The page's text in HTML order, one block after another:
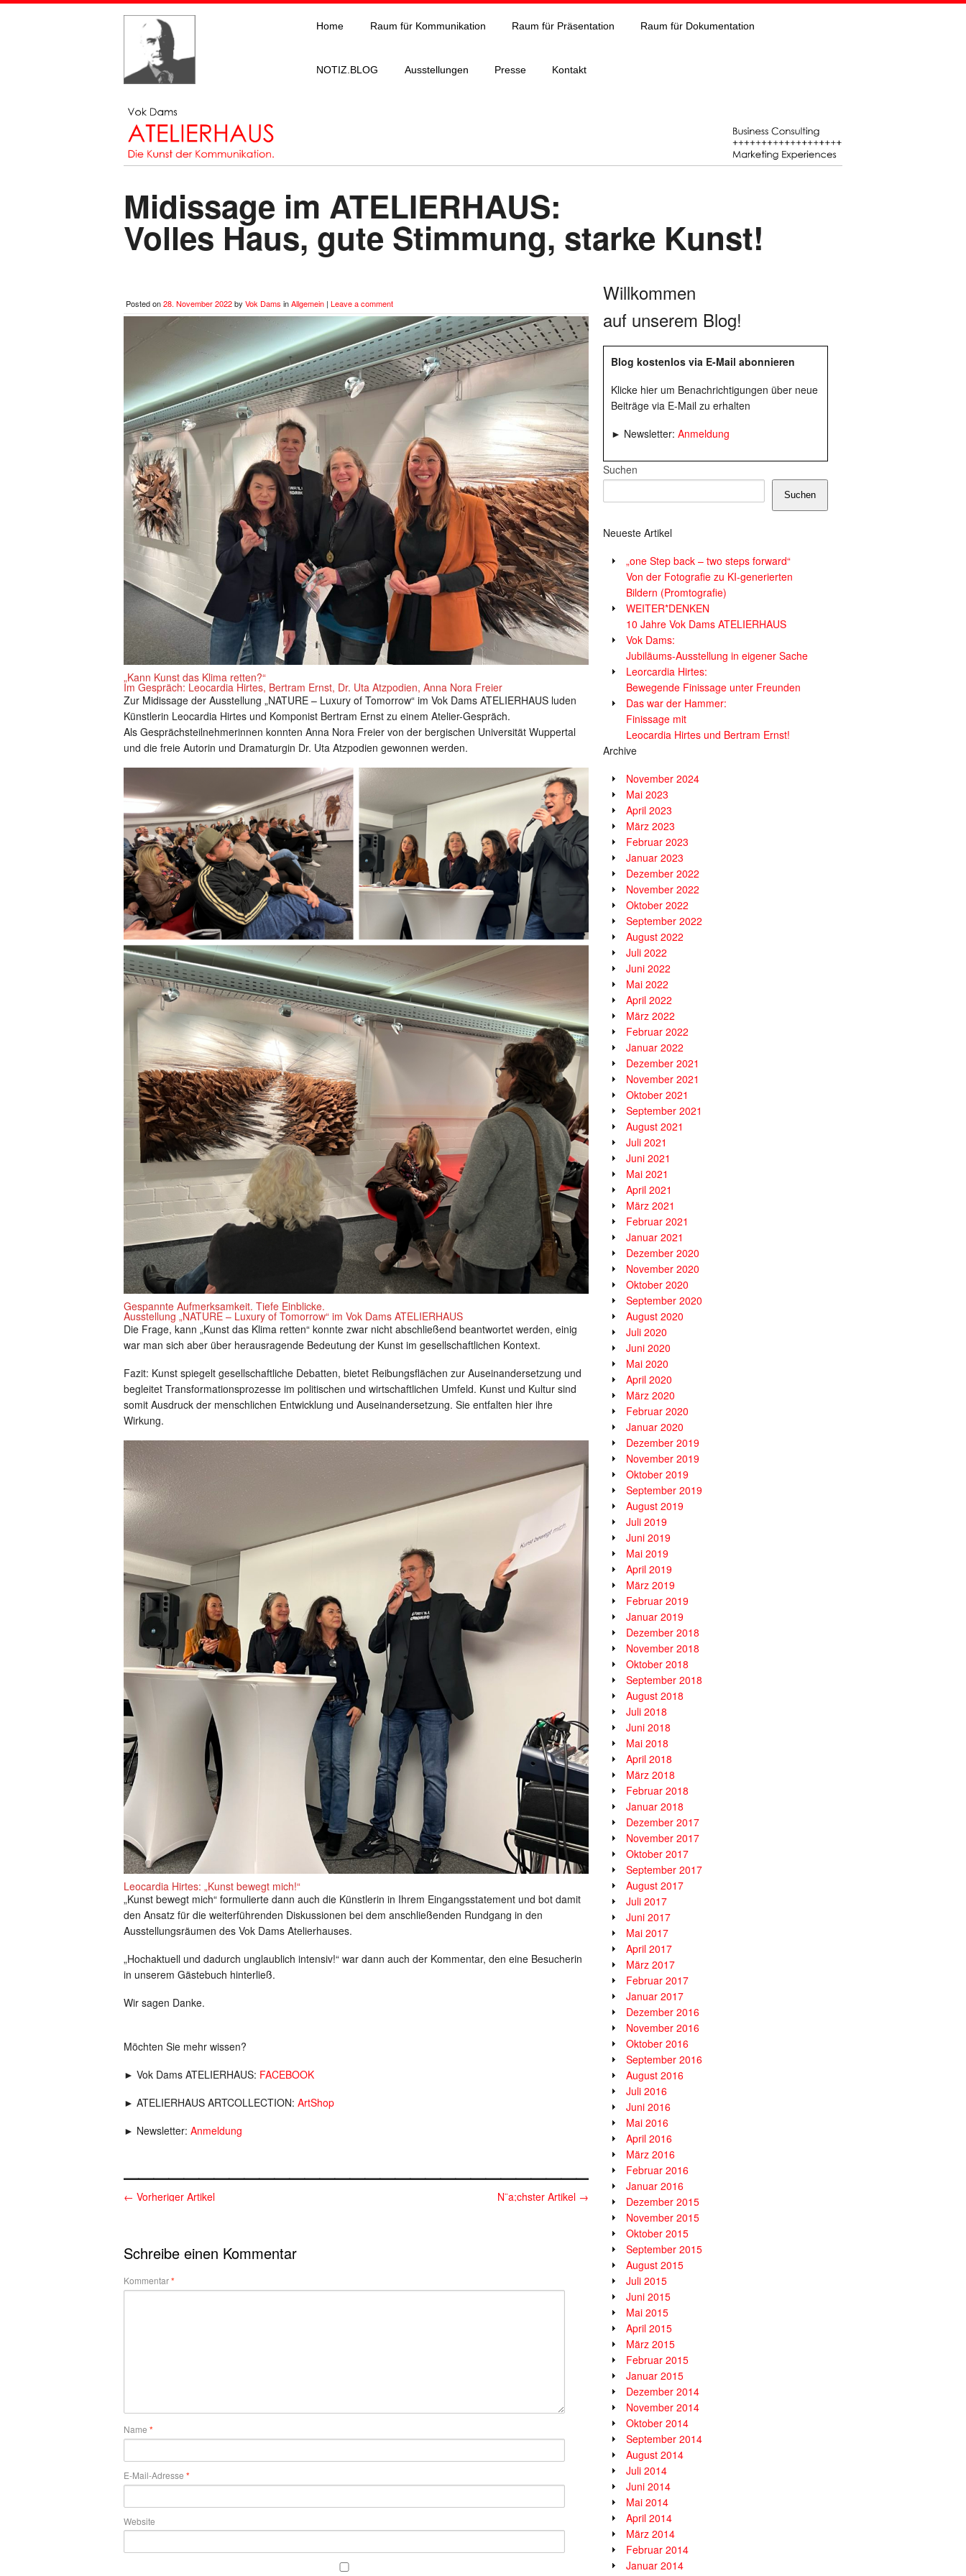
Home Raum für Kommunikation Raum für Präsentation Raum für Dokumentation
NOTIZ.BLOG Ausstellungen Presse Kontakt
Midissage im ATELIERHAUS:
Volles Haus, gute Stimmung, starke Kunst!
Posted on28. November 2022by Vok Dams inAllgemein | Leave a comment
„Kann Kunst das Klima retten?“
Im Gespräch: Leocardia Hirtes, Bertram Ernst, Dr. Uta Atzpodien, Anna Nora Freier
Zur Midissage der Ausstellung „NATURE – Luxury of Tomorrow“ im Vok Dams ATELIERHAUS luden
Künstlerin Leocardia Hirtes und Komponist Bertram Ernst zu einem Atelier-Gespräch.
Als Gesprächsteilnehmerinnen konnten Anna Nora Freier von der bergischen Universität Wuppertal
und die freie Autorin und Dramaturgin Dr. Uta Atzpodien gewonnen werden.
Gespannte Aufmerksamkeit. Tiefe Einblicke.
Ausstellung „NATURE – Luxury of Tomorrow“ im Vok Dams ATELIERHAUS
Die Frage, kann „Kunst das Klima retten“ konnte zwar nicht abschließend beantwortet werden, einig
war man sich aber über herausragende Bedeutung der Kunst im gesellschaftlichen Kontext.
Fazit: Kunst spiegelt gesellschaftliche Debatten, bietet Reibungsflächen zur Auseinandersetzung und
begleitet Transformationsprozesse im politischen und wirtschaftlichen Umfeld. Kunst und Kultur sind
somit Ausdruck der menschlichen Entwicklung und Auseinandersetzung. Sie entfalten hier ihre
Wirkung.
Leocardia Hirtes: „Kunst bewegt mich!“
„Kunst bewegt mich“ formulierte dann auch die Künstlerin in Ihrem Eingangsstatement und bot damit
den Ansatz für die weiterführenden Diskussionen bei dem anschließenden Rundgang in den
Ausstellungsräumen des Vok Dams Atelierhauses.
„Hochaktuell und dadurch unglaublich intensiv!“ war dann auch der Kommentar, den eine Besucherin
in unserem Gästebuch hinterließ.
Wir sagen Danke.
Möchten Sie mehr wissen?
► Vok Dams ATELIERHAUS: FACEBOOK
► ATELIERHAUS ARTCOLLECTION: ArtShop
► Newsletter: Anmeldung
← Vorheriger Artikel N¨a;chster Artikel →
Schreibe einen Kommentar
Kommentar*
Name *
E-Mail-Adresse *
Website
Willkommen
auf unserem Blog!
Blog kostenlos via E-Mail abonnieren
Klicke hier um Benachrichtigungen über neue
Beiträge via E-Mail zu erhalten
► Newsletter: Anmeldung
Suchen
Suchen
Neueste Artikel
„one Step back – two steps forward“
Von der Fotografie zu KI-generierten
Bildern (Promtografie)
WEITER*DENKEN
10 Jahre Vok Dams ATELIERHAUS
Vok Dams:
Jubiläums-Ausstellung in eigener Sache
Leorcardia Hirtes:
Bewegende Finissage unter Freunden
Das war der Hammer:
Finissage mit
Leocardia Hirtes und Bertram Ernst!
Archive
November 2024
Mai 2023
April 2023
März 2023
Februar 2023
Januar 2023
Dezember 2022
November 2022
Oktober 2022
September 2022
August 2022
Juli 2022
Juni 2022
Mai 2022
April 2022
März 2022
Februar 2022
Januar 2022
Dezember 2021
November 2021
Oktober 2021
September 2021
August 2021
Juli 2021
Juni 2021
Mai 2021
April 2021
März 2021
Februar 2021
Januar 2021
Dezember 2020
November 2020
Oktober 2020
September 2020
August 2020
Juli 2020
Juni 2020
Mai 2020
April 2020
März 2020
Februar 2020
Januar 2020
Dezember 2019
November 2019
Oktober 2019
September 2019
August 2019
Juli 2019
Juni 2019
Mai 2019
April 2019
März 2019
Februar 2019
Januar 2019
Dezember 2018
November 2018
Oktober 2018
September 2018
August 2018
Juli 2018
Juni 2018
Mai 2018
April 2018
März 2018
Februar 2018
Januar 2018
Dezember 2017
November 2017
Oktober 2017
September 2017
August 2017
Juli 2017
Juni 2017
Mai 2017
April 2017
März 2017
Februar 2017
Januar 2017
Dezember 2016
November 2016
Oktober 2016
September 2016
August 2016
Juli 2016
Juni 2016
Mai 2016
April 2016
März 2016
Februar 2016
Januar 2016
Dezember 2015
November 2015
Oktober 2015
September 2015
August 2015
Juli 2015
Juni 2015
Mai 2015
April 2015
März 2015
Februar 2015
Januar 2015
Dezember 2014
November 2014
Oktober 2014
September 2014
August 2014
Juli 2014
Juni 2014
Mai 2014
April 2014
März 2014
Februar 2014
Januar 2014